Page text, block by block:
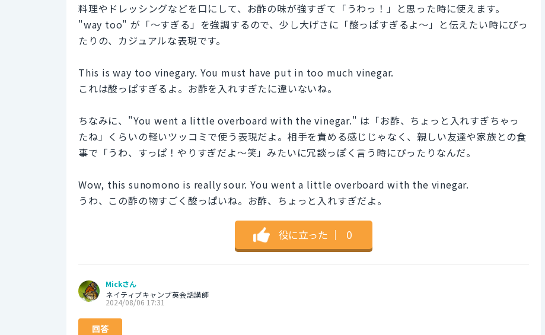
料理やドレッシングなどを口にして、お酢の味が強すぎて「うわっ！」と思った時に使えます。
"way too" が「～すぎる」を強調するので、少し大げさに「酸っぱすぎるよ〜」と伝えたい時にぴっ
たりの、カジュアルな表現です。
This is way too vinegary. You must have put in too much vinegar.
これは酸っぱすぎるよ。お酢を入れすぎたに違いないね。
ちなみに、"You went a little overboard with the vinegar." は「お酢、ちょっと入れすぎちゃっ
たね」くらいの軽いツッコミで使う表現だよ。相手を責める感じじゃなく、親しい友達や家族との食
事で「うわ、すっぱ！やりすぎだよ〜笑」みたいに冗談っぽく言う時にぴったりなんだ。
Wow, this sunomono is really sour. You went a little overboard with the vinegar.
うわ、この酢の物すごく酸っぱいね。お酢、ちょっと入れすぎだよ。
役に立った ｜ 0
Mickさん
ネイティブキャンプ英会話講師
2024/08/06 17:31
回答